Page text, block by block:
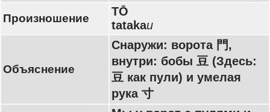
Произношение
TŌ
tatakau
Объяснение
Снаружи: ворота 門,
внутри: бобы 豆 (Здесь:
豆 как пули) и умелая
рука 寸